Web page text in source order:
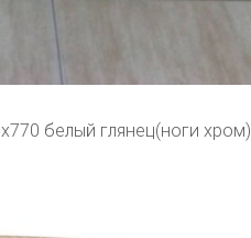
белый глянец(ноги хром)